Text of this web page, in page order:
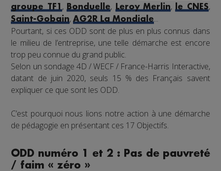
groupe TF1 , Bonduelle, Leroy Merlin, le CNES,
Saint-Gobain,AG2R La Mondiale...
Pourtant, si ces ODD sont de plus en plus connus dans
le milieu de l’entreprise, une telle démarche est encore
trop peu connue du grand public.
Selon un sondage 4D / WECF / France-Harris Interactive,
datant de juin 2020, seuls 15 % des Français savent
expliquer ce que sont les ODD.
C’est pourquoi nous lions notre action à une démarche
de pédagogie en présentant ces 17 Objectifs.
ODD numéro 1 et 2 : Pas de pauvreté
/ faim « zéro »